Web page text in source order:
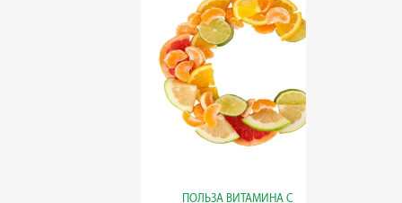
ПОЛЬЗА ВИТАМИНА С